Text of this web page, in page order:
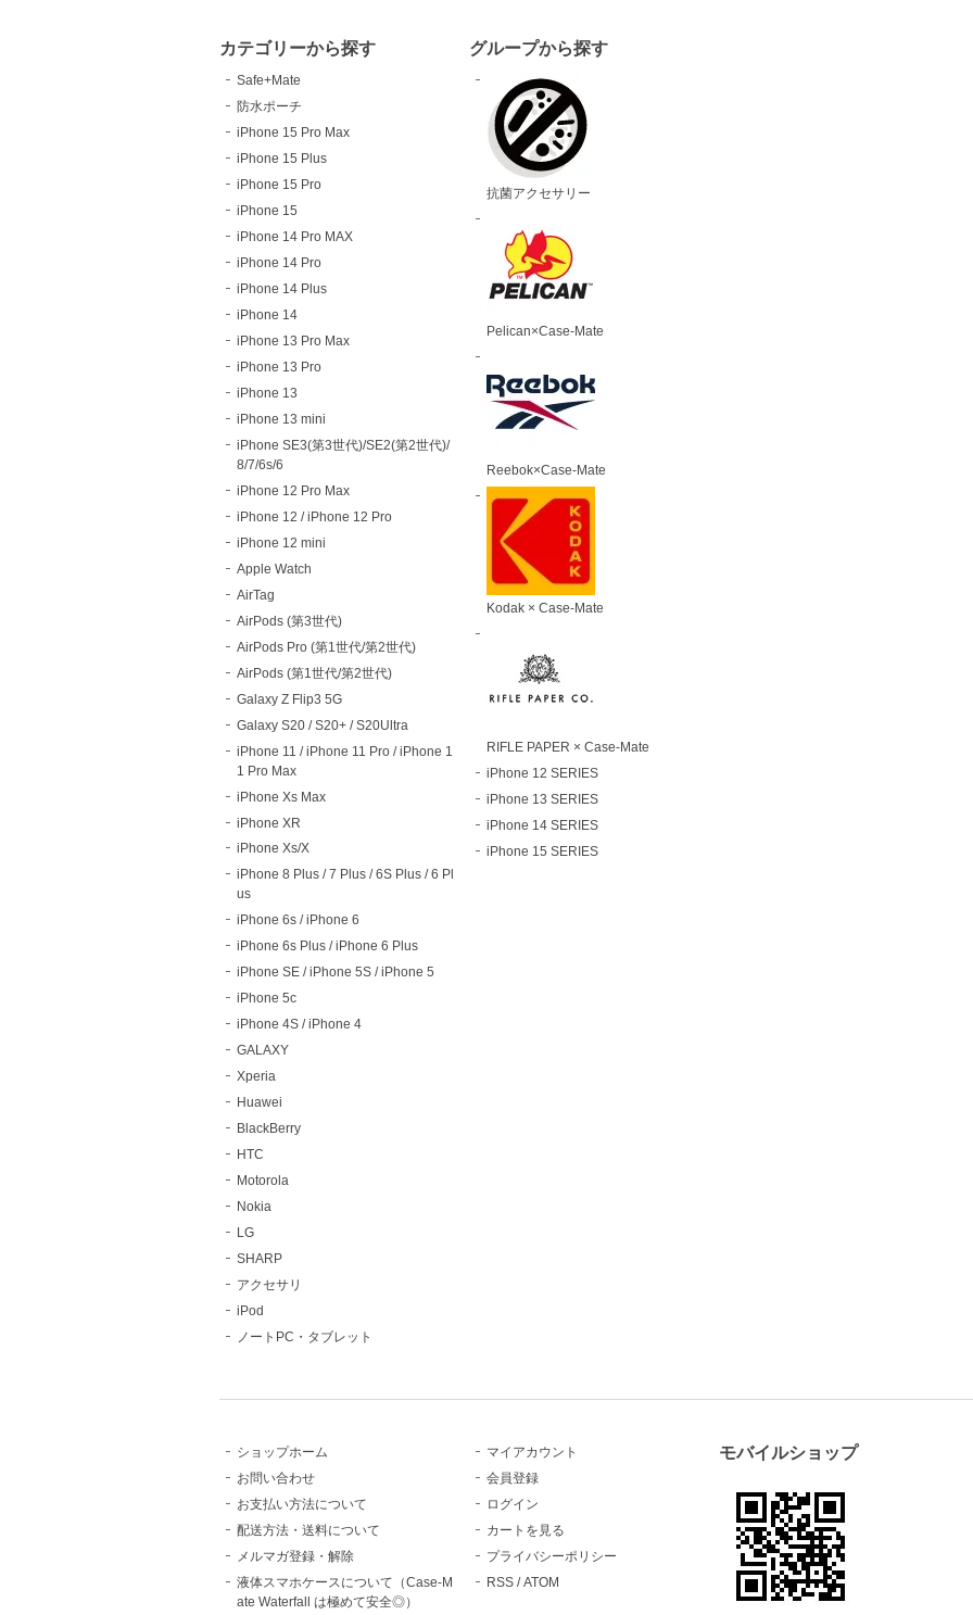
カテゴリーから探す
Safe+Mate
防水ポーチ
iPhone 15 Pro Max
iPhone 15 Plus
iPhone 15 Pro
iPhone 15
iPhone 14 Pro MAX
iPhone 14 Pro
iPhone 14 Plus
iPhone 14
iPhone 13 Pro Max
iPhone 13 Pro
iPhone 13
iPhone 13 mini
iPhone SE3(第3世代)/SE2(第2世代)/
8/7/6s/6
iPhone 12 Pro Max
iPhone 12 / iPhone 12 Pro
iPhone 12 mini
Apple Watch
AirTag
AirPods (第3世代)
AirPods Pro (第1世代/第2世代)
AirPods (第1世代/第2世代)
Galaxy Z Flip3 5G
Galaxy S20 / S20+ / S20Ultra
iPhone 11 / iPhone 11 Pro / iPhone 1
1 Pro Max
iPhone Xs Max
iPhone XR
iPhone Xs/X
iPhone 8 Plus / 7 Plus / 6S Plus / 6 Pl
us
iPhone 6s / iPhone 6
iPhone 6s Plus / iPhone 6 Plus
iPhone SE / iPhone 5S / iPhone 5
iPhone 5c
iPhone 4S / iPhone 4
GALAXY
Xperia
Huawei
BlackBerry
HTC
Motorola
Nokia
LG
SHARP
アクセサリ
iPod
ノートPC・タブレット
グループから探す
抗菌アクセサリー
Pelican×Case-Mate
Reebok×Case-Mate
Kodak × Case-Mate
RIFLE PAPER × Case-Mate
iPhone 12 SERIES
iPhone 13 SERIES
iPhone 14 SERIES
iPhone 15 SERIES
ショップホーム
お問い合わせ
お支払い方法について
配送方法・送料について
メルマガ登録・解除
液体スマホケースについて（Case-M
ate Waterfall は極めて安全◎）
マイアカウント
会員登録
ログイン
カートを見る
プライバシーポリシー
RSS /ATOM
モバイルショップ